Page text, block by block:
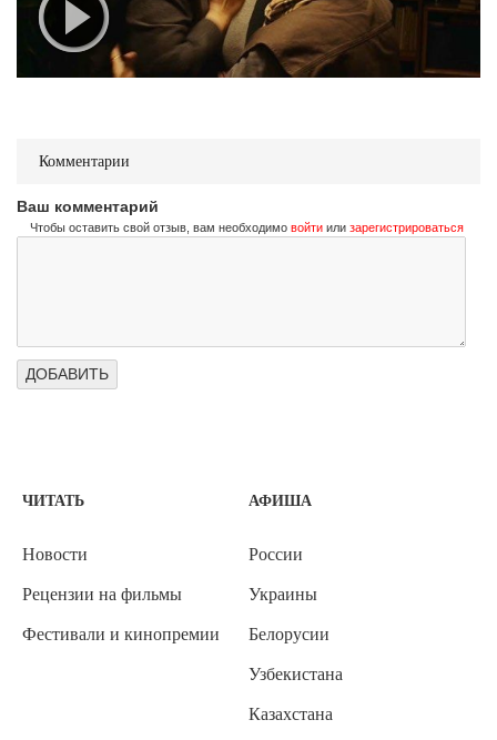
Комментарии
Ваш комментарий
Чтобы оставить свой отзыв, вам необходимо войти или зарегистрироваться
ЧИТАТЬ
Новости
Рецензии на фильмы
Фестивали и кинопремии
АФИША
России
Украины
Белорусии
Узбекистана
Казахстана